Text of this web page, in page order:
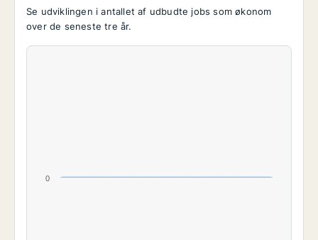
Se udviklingen i antallet af udbudte jobs som økonom
over de seneste tre år.
0